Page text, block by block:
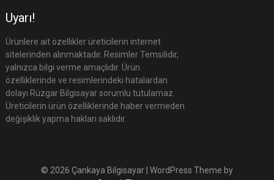
Uyarı!
Ürünlere ait özellikler üreticilerin internet
sitelerinden alınmaktadır. Resimler Temsilidir,
yalnızca bilgi verme amaçlıdır. Ürün
özelliklerinde ve resimlerindeki hatalardan
dolayı Rüzgar Bilgisayar sorumlu tutulamaz.
Üreticilerin ürün özelliklerinde haber vermeden
değişiklik yapma hakları saklıdır.
© 2026 Çankaya Bilgisayar | WordPress Theme by